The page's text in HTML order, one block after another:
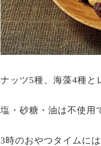
ナッツ5種、海藻4種と
塩・砂糖・油は不使用
3時のおやつタイムに